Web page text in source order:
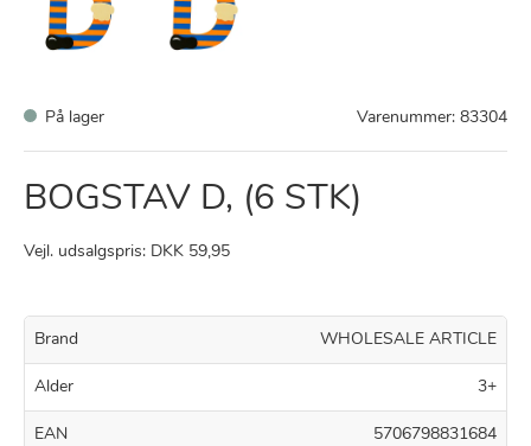
På lager Varenummer: 83304
BOGSTAV D, (6 STK)
Vejl. udsalgspris: DKK 59,95
Brand WHOLESALE ARTICLE
Alder 3+
EAN 5706798831684